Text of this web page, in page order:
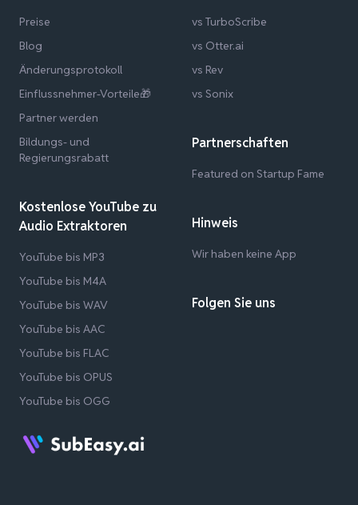
Preise
Blog
Änderungsprotokoll
Einflussnehmer-Vorteile🎁
Partner werden
Bildungs- und
Regierungsrabatt
Kostenlose YouTube zu
Audio Extraktoren
YouTube bis MP3
YouTube bis M4A
YouTube bis WAV
YouTube bis AAC
YouTube bis FLAC
YouTube bis OPUS
YouTube bis OGG
vs TurboScribe
vs Otter.ai
vs Rev
vs Sonix
Partnerschaften
Featured on Startup Fame
Hinweis
Wir haben keine App
Folgen Sie uns